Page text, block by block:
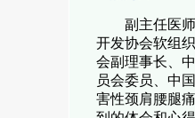
副主任医师
开发协会软组
会副理事长、
员会委员、中
害性颈肩腰腿